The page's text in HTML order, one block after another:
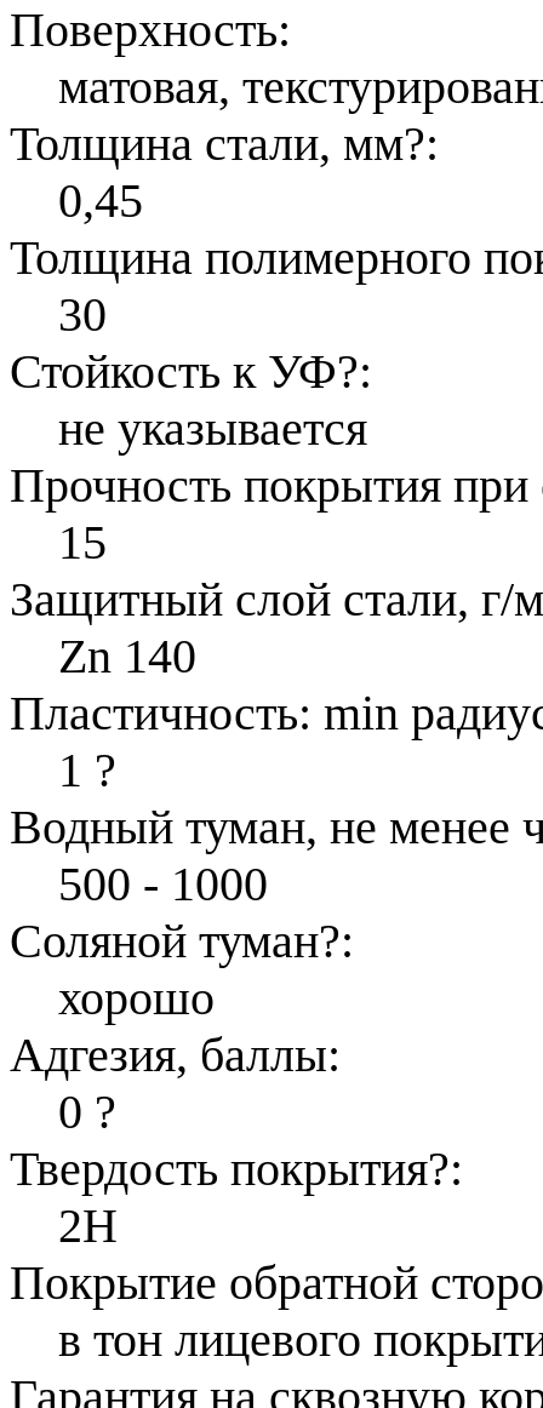
Поверхность:
матовая,
Толщина стали, мм?:
0,45
Толщина полимерного
30
Стойкость к УФ?:
не указывается
Прочность покрытия
15
Защитный слой стали, г/
Zn 140
Пластичность: min
1 ?
Водный туман, не менее
500 - 1000
Соляной туман?:
хорошо
Адгезия, баллы:
0 ?
Твердость покрытия?:
2H
Покрытие обратной
в тон лицевого
Гарантия на сквозную